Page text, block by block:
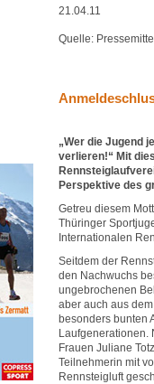
21.04.11
Quelle:
„Wer die Jugend
verlieren!“ Mit
Perspektive des
Getreu diesem
Thüringer
Internationalen
Seitdem der
den Nachwuchs
ungebrochenen
aber auch aus
besonders bunten
Laufgenerationen.
Frauen Juliane
Teilnehmerin mit
Rennsteigluft